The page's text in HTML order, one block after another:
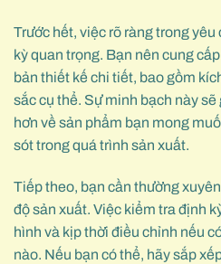
Trước hết, việc rõ ràng trong
kỳ quan trọng. Bạn nên cung
bản thiết kế chi tiết, bao gồm
sắc cụ thể. Sự minh bạch này sẽ
hơn về sản phẩm bạn mong
sót trong quá trình sản xuất.
Tiếp theo, bạn cần thường
độ sản xuất. Việc kiểm tra định
hình và kịp thời điều chỉnh nếu
nào. Nếu bạn có thể, hãy sắp